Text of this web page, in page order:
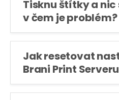
Tisknu štítky a nic
v čem je problém?
Jak resetovat
Brani Print